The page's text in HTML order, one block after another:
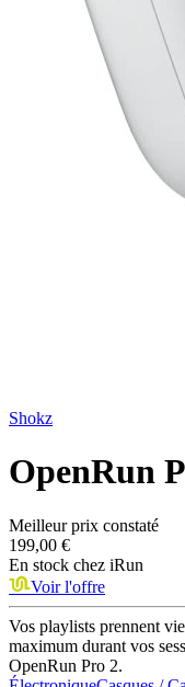
Shokz
OpenRun
Meilleur prix constaté
199,00 €
En stock chez iRun
Voir l'offre
Vos playlists prennent
maximum durant vos
OpenRun Pro 2.